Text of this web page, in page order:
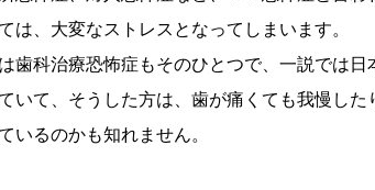
は、大変なストレスとなってしまいます。
歯科治療恐怖症もそのひとつで、一説では
いて、そうした方は、歯が痛くても我慢し
いるのかも知れません。